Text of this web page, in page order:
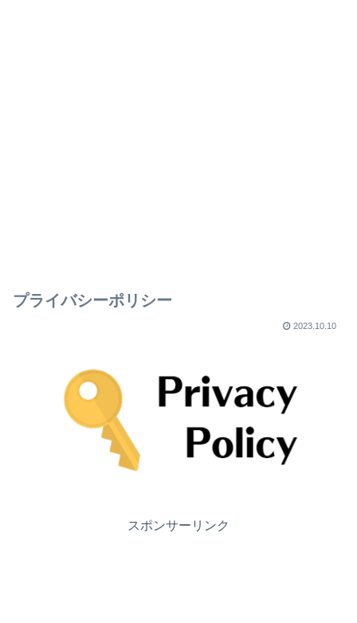
プライバシーポリシー
2023.10.10
スポンサーリンク